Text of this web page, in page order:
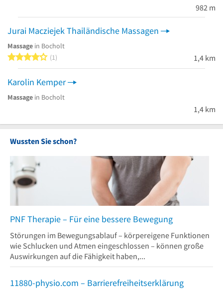
982 m
Jurai Macziejek Thailändische Massagen
Massage in Bocholt
4 von 5 Sternen
1 1,4 km
Karolin Kemper
Massage in Bocholt
1,4 km
Wussten Sie schon?
PNF Therapie – Für eine bessere Bewegung
Störungen im Bewegungsablauf – körpereigene Funktionen
wie Schlucken und Atmen eingeschlossen – können große
Auswirkungen auf die Fähigkeit haben,...
11880-physio.com – Barrierefreiheitserklärung